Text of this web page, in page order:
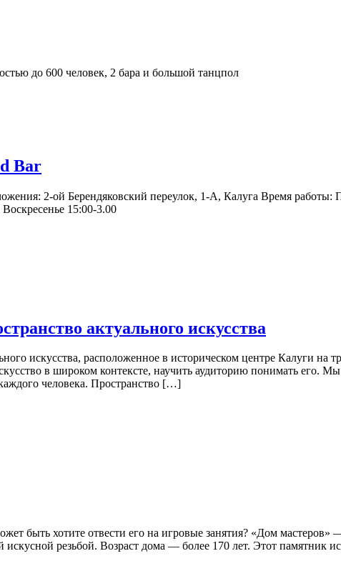
до 600 человек, 2 бара и большой танцпол
Bar
2-ой Берендяковский переулок, 1-А, Калуга Время
15:00-3.00
актуального искусства
искусства, расположенное в историческом центре Калуги
в широком контексте, научить аудиторию понимать его.
человека. Пространство […]
быть хотите отвести его на игровые занятия? «Дом
резьбой. Возраст дома — более 170 лет. Этот памятник